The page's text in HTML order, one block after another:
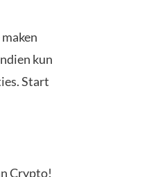
kun
Start
Crypto!